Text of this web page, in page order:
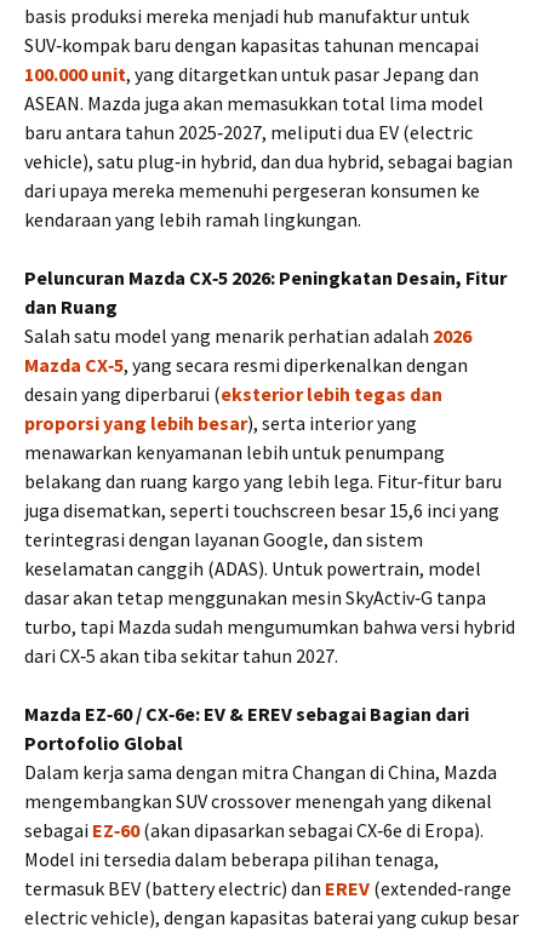
basis produksi mereka menjadi hub manufaktur untuk
SUV‑kompak baru dengan kapasitas tahunan mencapai
100.000 unit, yang ditargetkan untuk pasar Jepang dan
ASEAN. Mazda juga akan memasukkan total lima model
baru antara tahun 2025‑2027, meliputi dua EV (electric
vehicle), satu plug‑in hybrid, dan dua hybrid, sebagai bagian
dari upaya mereka memenuhi pergeseran konsumen ke
kendaraan yang lebih ramah lingkungan.
Peluncuran Mazda CX‑5 2026: Peningkatan Desain, Fitur
dan Ruang
Salah satu model yang menarik perhatian adalah 2026
Mazda CX‑5, yang secara resmi diperkenalkan dengan
desain yang diperbarui (eksterior lebih tegas dan
proporsi yang lebih besar), serta interior yang
menawarkan kenyamanan lebih untuk penumpang
belakang dan ruang kargo yang lebih lega. Fitur‑fitur baru
juga disematkan, seperti touchscreen besar 15,6 inci yang
terintegrasi dengan layanan Google, dan sistem
keselamatan canggih (ADAS). Untuk powertrain, model
dasar akan tetap menggunakan mesin SkyActiv‑G tanpa
turbo, tapi Mazda sudah mengumumkan bahwa versi hybrid
dari CX‑5 akan tiba sekitar tahun 2027.
Mazda EZ‑60 / CX‑6e: EV & EREV sebagai Bagian dari
Portofolio Global
Dalam kerja sama dengan mitra Changan di China, Mazda
mengembangkan SUV crossover menengah yang dikenal
sebagai EZ‑60(akan dipasarkan sebagai CX‑6e di Eropa).
Model ini tersedia dalam beberapa pilihan tenaga,
termasuk BEV (battery electric) dan EREV (extended‑range
electric vehicle), dengan kapasitas baterai yang cukup besar